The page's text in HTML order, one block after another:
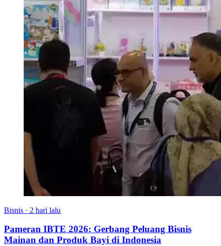
Bisnis · 2 hari lalu
Pameran IBTE 2026: Gerbang Peluang Bisnis
Mainan dan Produk Bayi di Indonesia